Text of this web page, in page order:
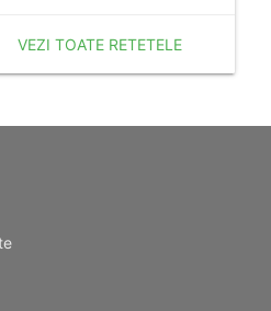
VEZI TOATE RETETELE